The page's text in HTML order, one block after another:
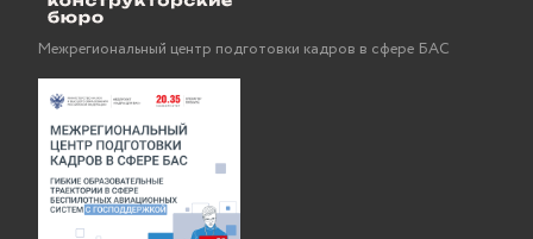
Межрегиональный центр подготовки кадров в сфере БАС